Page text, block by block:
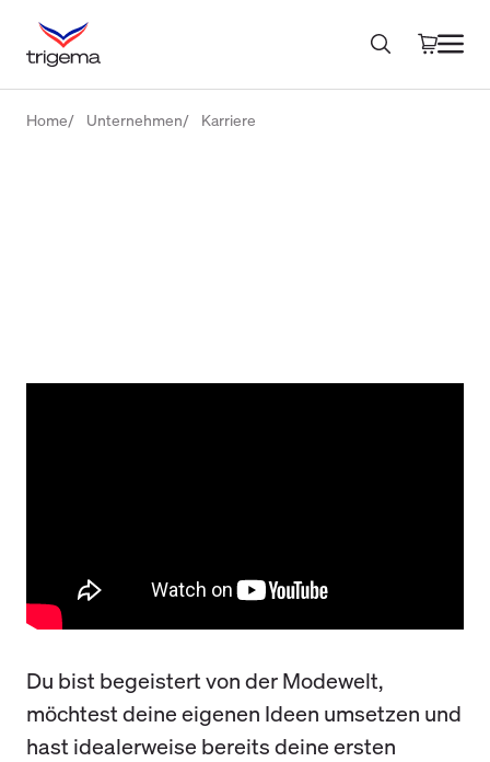
Home Unternehmen Karriere
Du bist begeistert von der Modewelt,
möchtest deine eigenen Ideen umsetzen und
hast idealerweise bereits deine ersten